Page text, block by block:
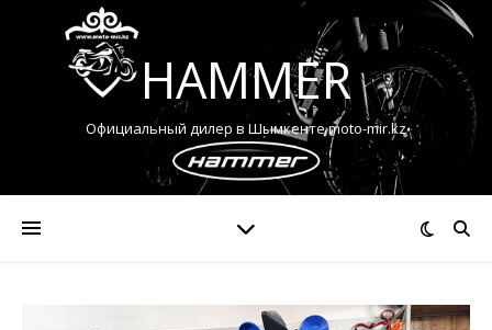
HAMMER
Официальный дилер в Шымкенте moto-mir.kz